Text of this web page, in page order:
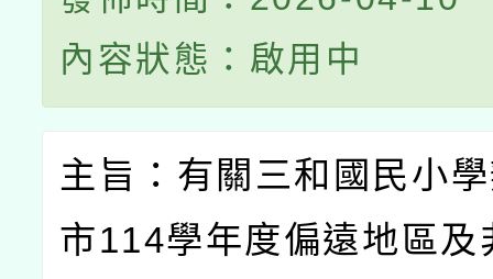
內容狀態：啟用中
主旨：有關三和國民小
市114學年度偏遠地區及